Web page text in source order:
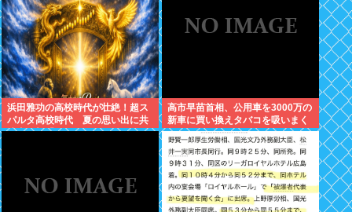
浜田雅功の高校時代が壮絶！超ス
パルタ高校時代 夏の思い出に共
演者衝撃「ええ？」
高市早苗首相、公用車を3000万の
新車に買い換えタバコを吸いまく
っていた